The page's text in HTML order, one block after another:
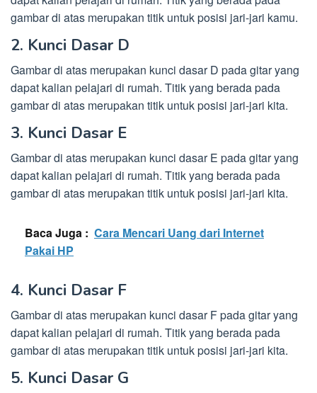
gambar di atas merupakan titik untuk posisi jari-jari kamu.
2. Kunci Dasar D
Gambar di atas merupakan kunci dasar D pada gitar yang
dapat kalian pelajari di rumah. Titik yang berada pada
gambar di atas merupakan titik untuk posisi jari-jari kita.
3. Kunci Dasar E
Gambar di atas merupakan kunci dasar E pada gitar yang
dapat kalian pelajari di rumah. Titik yang berada pada
gambar di atas merupakan titik untuk posisi jari-jari kita.
Baca Juga : Cara Mencari Uang dari Internet
Pakai HP
4. Kunci Dasar F
Gambar di atas merupakan kunci dasar F pada gitar yang
dapat kalian pelajari di rumah. Titik yang berada pada
gambar di atas merupakan titik untuk posisi jari-jari kita.
5. Kunci Dasar G